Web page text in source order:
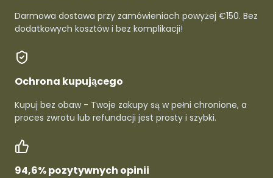
Darmowa dostawa przy zamówieniach powyżej €150. Bez
dodatkowych kosztów i bez komplikacji!
Ochrona kupującego
Kupuj bez obaw - Twoje zakupy są w pełni chronione, a
proces zwrotu lub refundacji jest prosty i szybki.
94,6% pozytywnych opinii